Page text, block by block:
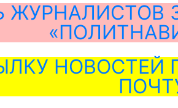
ЖУРНАЛИСТОВ
НОВОСТЕЙ